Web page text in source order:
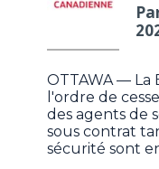
OTTAWA — La
l'ordre de
des agents de
sous contrat
sécurité sont